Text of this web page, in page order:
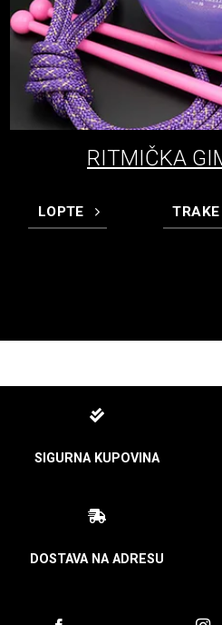
RITMIČKA
LOPTE TRAKE
SIGURNA KUPOVINA
DOSTAVA NA ADRESU